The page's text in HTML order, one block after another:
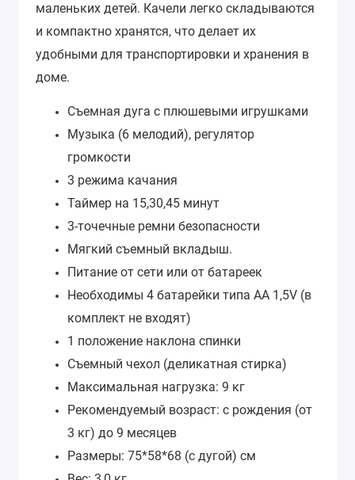
маленьких детей. Качели легко складываются
и компактно хранятся, что делает их
удобными для транспортировки и хранения в
доме.
Съемная дуга с плюшевыми игрушками
Музыка (6 мелодий), регулятор
громкости
3 режима качания
Таймер на 15,30,45 минут
3-точечные ремни безопасности
Мягкий съемный вкладыш.
Питание от сети или от батареек
Необходимы 4 батарейки типа АА 1,5V (в
комплект не входят)
1 положение наклона спинки
Съемный чехол (деликатная стирка)
Максимальная нагрузка: 9 кг
Рекомендуемый возраст: с рождения (от
3 кг) до 9 месяцев
Размеры: 75*58*68 (с дугой) см